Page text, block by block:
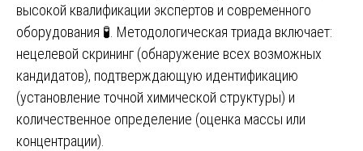
высокой квалификации экспертов и современного
оборудования 🧪. Методологическая триада включает:
нецелевой скрининг (обнаружение всех возможных
кандидатов), подтверждающую идентификацию
(установление точной химической структуры) и
количественное определение (оценка массы или
концентрации).